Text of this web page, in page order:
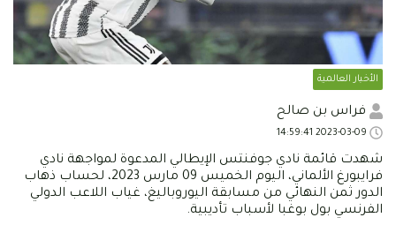
الأخبار العالمية
فراس بن صالح
شهدت قائمة نادي جوفنتس الإيطالي المدعوة لمواجهة نادي
فرايبورغ الألماني، اليوم الخميس 09 مارس 2023، لحساب ذهاب
الدور ثمن النهائي من مسابقة اليوروباليغ، غياب اللاعب الدولي
الفرنسي بول بوغبا لأسباب تأديبية.